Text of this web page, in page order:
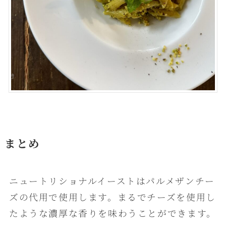
まとめ
ニュートリショナルイーストはパルメザンチー
ズの代用で使用します。まるでチーズを使用し
たような濃厚な香りを味わうことができます。